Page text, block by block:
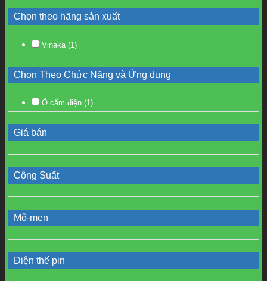
Chọn theo hãng sản xuất
Vinaka (1)
Chọn Theo Chức Năng và Ứng dụng
Ổ cắm điện (1)
Giá bán
Công Suất
Mô-men
Điện thế pin